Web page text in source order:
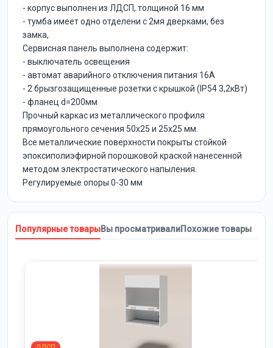
- корпус выполнен из ЛДСП, толщиной 16 мм
- тумба имеет одно отделени с 2мя дверками, без
замка,
Сервисная панель выполнена содержит:
- выключатель освещения
- автомат аварийного отключения питания 16А
- 2 брызгозащищенные розетки с крышкой (IP54 3,2кВт)
- фланец d=200мм
Прочный каркас из металлического профиля
прямоугольного сечения 50х25 и 25х25 мм.
Все металлические поверхности покрыты стойкой
эпоксиполиэфирной порошковой краской нанесенной
методом электростатического напыления.
Регулируемые опоры 0-30 мм
Популярные товарыВы просматривалиПохожие товары